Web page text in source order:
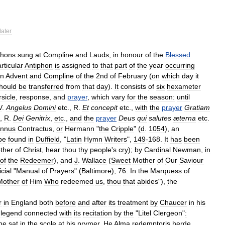
sung at Compline and Lauds in honour of the Blessed
Antiphon is assigned to that part of the year occurring
Advent and Compline of the 2nd of February (on which day it
be transferred from that day). It consists of six hexameter
response and prayer, which vary for the season: until
. Angelus Domini etc R Et concepit etc with the prayer Gratiam
R Dei Genitrix etc and the prayer Deus qui salutes æterna etc
Contractus or Hermann "the Cripple" (d 1054), an
found in Duffield , "Latin Hymn Writers", 149-168 It has been
of Christ hear thou thy people's cry); by Cardinal Newman
in
of the Redeemer), and J Wallace (Sweet Mother of Our Saviour
"Manual of Prayers" (Baltimore), 76 In the Marquess of
of Him Who redeemed us thou that abides"), the
in England both before and after its treatment by Chaucer in his
legend connected with its recitation by the "Litel Clergeon":
sat in the scole at his prymer, He Alma redemptoris herde